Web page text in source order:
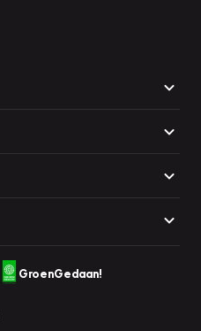
GroenGedaan!